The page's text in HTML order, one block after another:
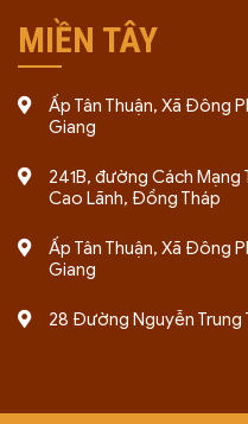
MIỀN TÂY
Ấp Tân Thuận, Xã Đông
Giang
241B, đường Cách Mạng
Cao Lãnh, Đồng Tháp
Ấp Tân Thuận, Xã Đông
Giang
28 Đường Nguyễn Trung